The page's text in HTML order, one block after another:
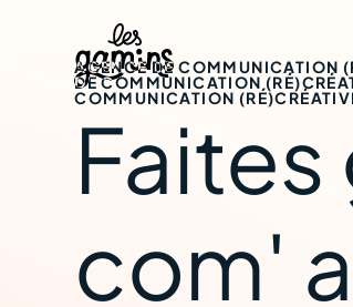
Saint-
AGENCE DE COMMUNICATION
DE COMMUNICATION
COMMUNICATION
com'